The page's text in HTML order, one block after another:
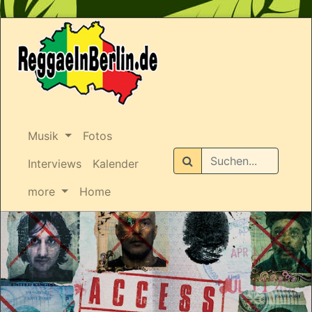
Musik
Fotos
Interviews
Kalender
more
Home
Suchen